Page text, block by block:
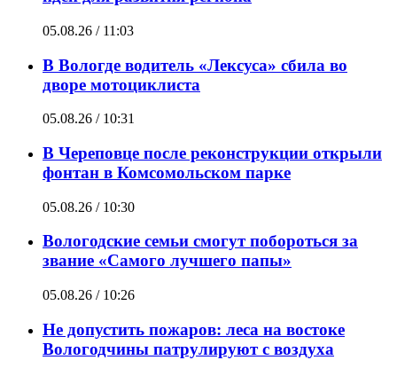
05.08.26 / 11:03
В Вологде водитель «Лексуса» сбила во
дворе мотоциклиста
05.08.26 / 10:31
В Череповце после реконструкции открыли
фонтан в Комсомольском парке
05.08.26 / 10:30
Вологодские семьи смогут побороться за
звание «Самого лучшего папы»
05.08.26 / 10:26
Не допустить пожаров: леса на востоке
Вологодчины патрулируют с воздуха